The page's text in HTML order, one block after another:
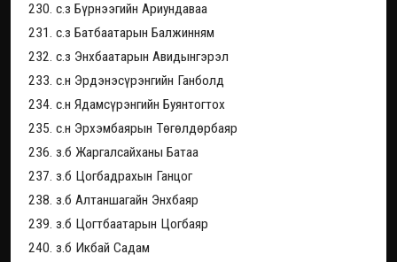
230. с.з Бүрнээгийн Ариундаваа
231. с.з Батбаатарын Балжинням
232. с.з Энхбаатарын Авидынгэрэл
233. с.н Эрдэнэсүрэнгийн Ганболд
234. с.н Ядамсүрэнгийн Буянтогтох
235. с.н Эрхэмбаярын Төгөлдөрбаяр
236. з.б Жаргалсайханы Батаа
237. з.б Цогбадрахын Ганцог
238. з.б Алтаншагайн Энхбаяр
239. з.б Цогтбаатарын Цогбаяр
240. з.б Икбай Садам